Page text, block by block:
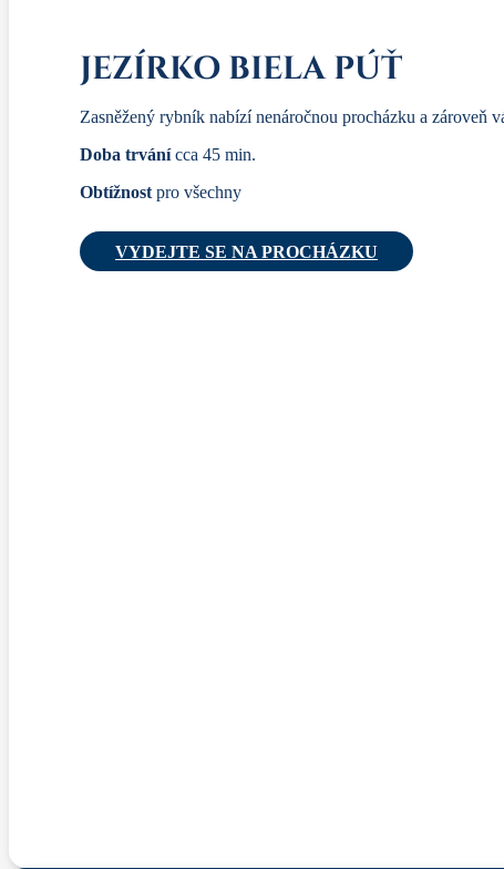
JEZÍRKO BIELA PÚŤ
Zasněžený rybník nabízí nenáročnou procházku a zároveň
Doba trvánícca 45 min.
Obtížnost pro všechny
VYDEJTE SE NA PROCHÁZKU